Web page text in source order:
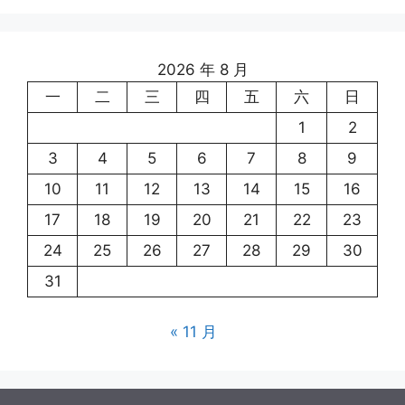
2026 年 8 月
一
二 三 四 五 六
日
1
2
3
4 5 6 7 8
9
10
11 12 13 14 15
16
17
18 19 20 21 22
23
24
25 26 27 28 29
30
31
« 11 月